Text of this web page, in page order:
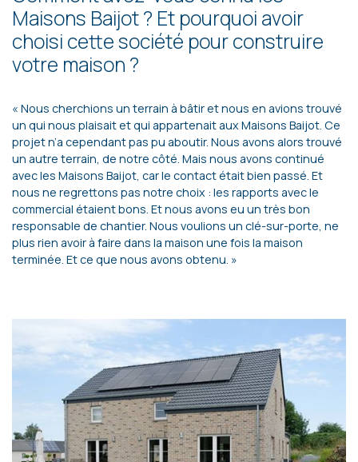
Maisons Baijot ? Et pourquoi avoir
choisi cette société pour construire
votre maison ?
« Nous cherchions un terrain à bâtir et nous en avions trouvé
un qui nous plaisait et qui appartenait aux Maisons Baijot. Ce
projet n’a cependant pas pu aboutir. Nous avons alors trouvé
un autre terrain, de notre côté. Mais nous avons continué
avec les Maisons Baijot, car le contact était bien passé. Et
nous ne regrettons pas notre choix : les rapports avec le
commercial étaient bons. Et nous avons eu un très bon
responsable de chantier. Nous voulions un clé-sur-porte, ne
plus rien avoir à faire dans la maison une fois la maison
terminée. Et ce que nous avons obtenu. »